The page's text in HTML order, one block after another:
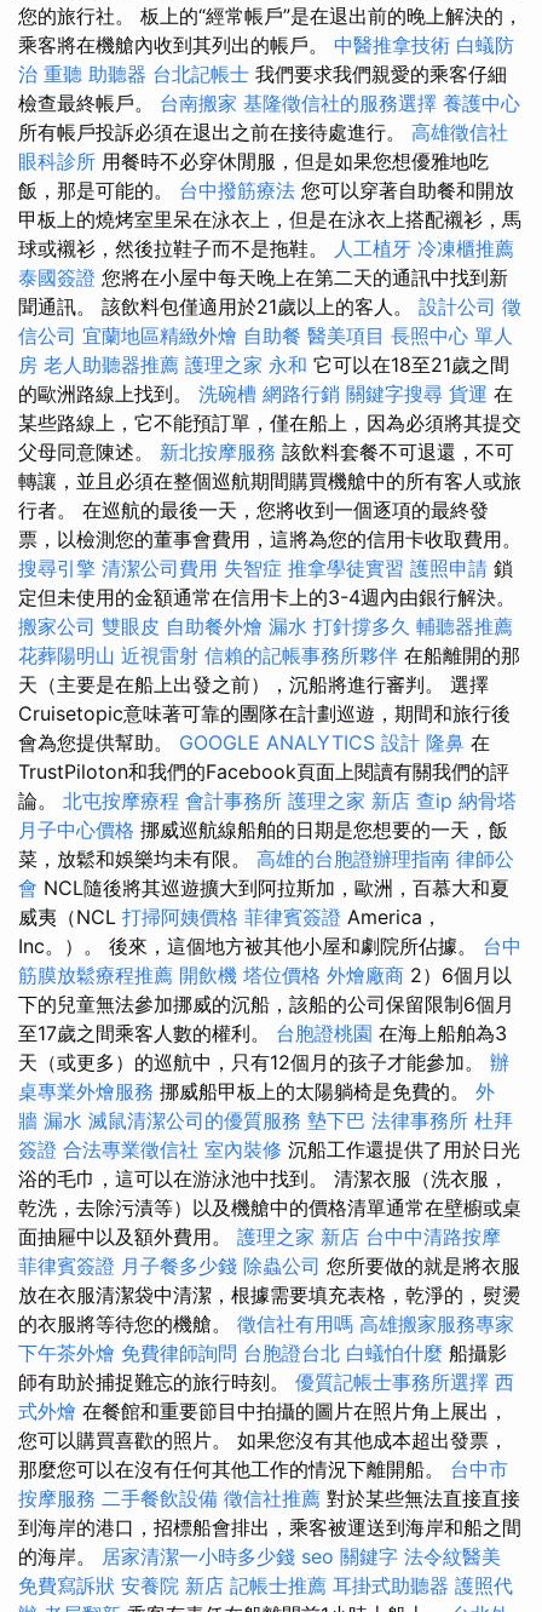
您的旅行社。 板上的“經常帳戶”是在退出前的晚上解決的，
乘客將在機艙內收到其列出的帳戶。 中醫推拿技術 白蟻防
治 重聽 助聽器 台北記帳士 我們要求我們親愛的乘客仔細
檢查最終帳戶。 台南搬家 基隆徵信社的服務選擇 養護中心
所有帳戶投訴必須在退出之前在接待處進行。 高雄徵信社
眼科診所 用餐時不必穿休閒服，但是如果您想優雅地吃
飯，那是可能的。 台中撥筋療法 您可以穿著自助餐和開放
甲板上的燒烤室里呆在泳衣上，但是在泳衣上搭配襯衫，馬
球或襯衫，然後拉鞋子而不是拖鞋。 人工植牙 冷凍櫃推薦
泰國簽證 您將在小屋中每天晚上在第二天的通訊中找到新
聞通訊。 該飲料包僅適用於21歲以上的客人。 設計公司 徵
信公司 宜蘭地區精緻外燴 自助餐 醫美項目 長照中心 單人
房 老人助聽器推薦 護理之家 永和 它可以在18至21歲之間
的歐洲路線上找到。 洗碗槽 網路行銷 關鍵字搜尋 貨運 在
某些路線上，它不能預訂單，僅在船上，因為必須將其提交
父母同意陳述。 新北按摩服務 該飲料套餐不可退還，不可
轉讓，並且必須在整個巡航期間購買機艙中的所有客人或旅
行者。 在巡航的最後一天，您將收到一個逐項的最終發
票，以檢測您的董事會費用，這將為您的信用卡收取費用。
搜尋引擎 清潔公司費用 失智症 推拿學徒實習 護照申請 鎖
定但未使用的金額通常在信用卡上的3-4週內由銀行解決。
搬家公司 雙眼皮 自助餐外燴 漏水 打針撐多久 輔聽器推薦
花葬陽明山 近視雷射 信賴的記帳事務所夥伴 在船離開的那
天（主要是在船上出發之前），沉船將進行審判。 選擇
Cruisetopic意味著可靠的團隊在計劃巡遊，期間和旅行後
會為您提供幫助。 GOOGLE ANALYTICS 設計 隆鼻 在
TrustPiloton和我們的Facebook頁面上閱讀有關我們的評
論。 北屯按摩療程 會計事務所 護理之家 新店 查ip 納骨塔
月子中心價格 挪威巡航線船舶的日期是您想要的一天，飯
菜，放鬆和娛樂均未有限。 高雄的台胞證辦理指南 律師公
會 NCL隨後將其巡遊擴大到阿拉斯加，歐洲，百慕大和夏
威夷（NCL 打掃阿姨價格 菲律賓簽證 America，
Inc。）。 後來，這個地方被其他小屋和劇院所佔據。 台中
筋膜放鬆療程推薦 開飲機 塔位價格 外燴廠商 2）6個月以
下的兒童無法參加挪威的沉船，該船的公司保留限制6個月
至17歲之間乘客人數的權利。 台胞證桃園 在海上船舶為3
天（或更多）的巡航中，只有12個月的孩子才能參加。 辦
桌專業外燴服務 挪威船甲板上的太陽躺椅是免費的。 外
牆 漏水 滅鼠清潔公司的優質服務 墊下巴 法律事務所 杜拜
簽證 合法專業徵信社 室內裝修 沉船工作還提供了用於日光
浴的毛巾，這可以在游泳池中找到。 清潔衣服（洗衣服，
乾洗，去除污漬等）以及機艙中的價格清單通常在壁櫥或桌
面抽屜中以及額外費用。 護理之家 新店 台中中清路按摩
菲律賓簽證 月子餐多少錢 除蟲公司 您所要做的就是將衣服
放在衣服清潔袋中清潔，根據需要填充表格，乾淨的，熨燙
的衣服將等待您的機艙。 徵信社有用嗎 高雄搬家服務專家
下午茶外燴 免費律師詢問 台胞證台北 白蟻怕什麼 船攝影
師有助於捕捉難忘的旅行時刻。 優質記帳士事務所選擇 西
式外燴 在餐館和重要節目中拍攝的圖片在照片角上展出，
您可以購買喜歡的照片。 如果您沒有其他成本超出發票，
那麼您可以在沒有任何其他工作的情況下離開船。 台中市
按摩服務 二手餐飲設備 徵信社推薦 對於某些無法直接直接
到海岸的港口，招標船會排出，乘客被運送到海岸和船之間
的海岸。 居家清潔一小時多少錢 seo 關鍵字 法令紋醫美
免費寫訴狀 安養院 新店 記帳士推薦 耳掛式助聽器 護照代